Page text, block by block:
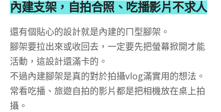
內建支架，自拍合照、吃播影片不求人
還有個貼心的設計就是內建的ㄇ型腳架。
腳架要拉出來或收回去，一定要先把螢幕掀開才能
活動，這設計還滿卡的。
不過內建腳架是真的對於拍攝vlog滿實用的想法。
常看吃播、旅遊自拍的影片都是把相機放在桌上拍
攝。